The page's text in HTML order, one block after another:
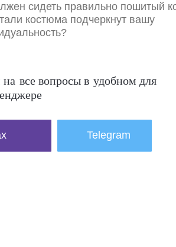
сидеть правильно пошитый
костюма подчеркнут вашу
все вопросы в удобном для
Telegram